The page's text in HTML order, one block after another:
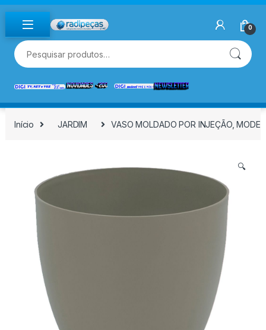
Skip to navigation
Skip to content
0
Pesquisar por:
Início JARDIM VASO MOLDADO POR INJEÇÃO,
🔍